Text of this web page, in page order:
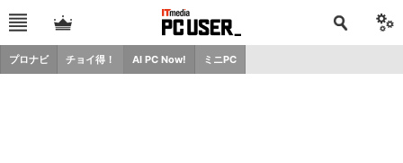
プロナビ チョイ得！ AI PC Now! ミニPC